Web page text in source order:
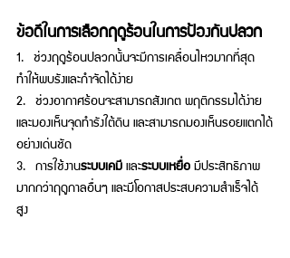
ข้อดีในการเลือกฤดูร้อนในการป้องกันปลวก
1.  ช่วงฤดูร้อนปลวกนั้นจะมีการเคลื่อนไหวมากที่สุด
ทำให้พบรังและกำจัดได้ง่าย
2. ช่วงอากาศร้อนจะสามารถสังเกต พฤติกรรมได้ง่าย
และมองเห็นจุดทำรงใต้ดิน และสามารถมองเห็นรอยแตกได้
อย่างเด่นชัด
3.  การใช้งานระบบเคมี และระบบเหยื่อ มีประสิทธิภาพ
มากกว่าฤดูกาลอื่นๆ และมีโอกาสประสบความสำเร็จได้
สูง